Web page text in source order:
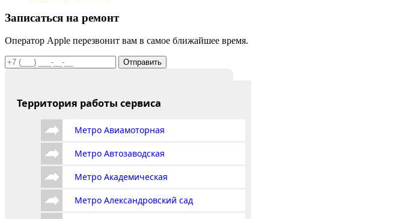
Записаться на ремонт
Оператор Apple перезвонит вам в самое ближайшее время.
Отправить
Территория работы сервиса
Метро Авиамоторная
Метро Автозаводская
Метро Академическая
Метро Александровский сад